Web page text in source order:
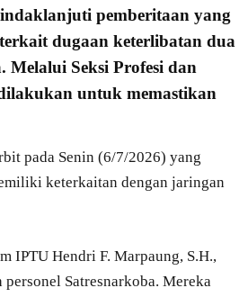
pemberitaan yang
dugaan keterlibatan dua
Melalui Seksi Profesi dan
untuk memastikan
pada Senin (6/7/2026) yang
keterkaitan dengan jaringan
IPTU Hendri F. Marpaung, S.H.,
Satresnarkoba. Mereka